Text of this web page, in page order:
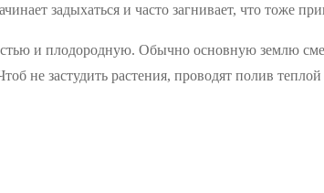
задыхаться и часто загнивает, что тоже
и плодородную. Обычно основную землю
не застудить растения, проводят полив